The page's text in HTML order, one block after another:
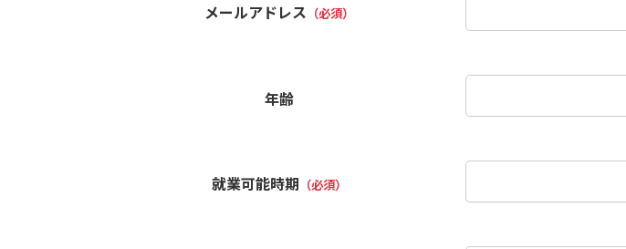
メールアドレス （必須）
年齢
就業可能時期 （必須）